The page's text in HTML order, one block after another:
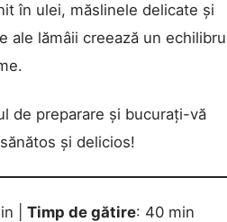
în ulei, măslinele delicate și
ale lămâii creează un echilibru
de preparare și bucurați-vă
și delicios!
| Timp de gătire: 40 min